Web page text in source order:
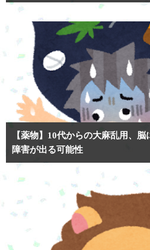
【薬物】10代からの大麻乱用、
障害が出る可能性